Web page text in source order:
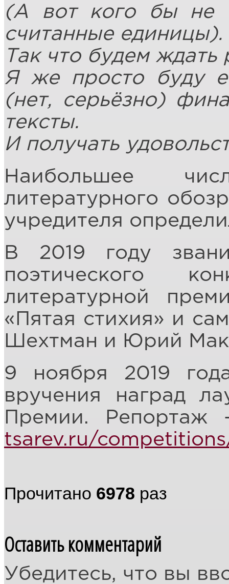
(А вот кого бы не
считанные единицы).
Так что будем
Я же просто буду
(нет, серьёзно)
тексты.
И получать
Наибольшее
литературного
учредителя
В 2019 году
поэтического
литературной
«Пятая стихия» и
Шехтман и Юрий
9 ноября 2019
вручения наград
Премии.
tsarev.ru/
Прочитано 6978 раз
Оставить комментарий
Убедитесь, что вы